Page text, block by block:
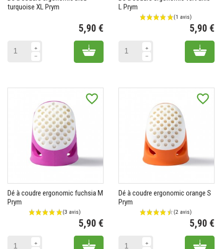
(1 avis)
turquoise XL Prym
5,90 €
Add to cart
L Prym
5,90 €
Add
favorite_border
Dé à coudre ergonomic fuchsia M
Prym
5,90 €
Add to cart
favorite_border
Dé à coudre ergonomic orange S
Prym
5,90 €
Add